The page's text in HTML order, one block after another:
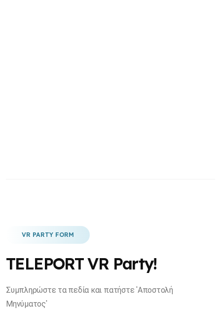
VR PARTY FORM
TELEPORT VR Party!
Συμπληρώστε τα πεδία και πατήστε 'Αποστολή
Μηνύματος'